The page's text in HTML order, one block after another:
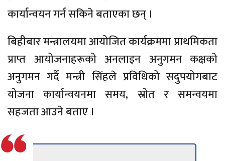
कार्यान्वयन गर्न सकिने बताएका छन् ।
बिहीबार मन्त्रालयमा आयोजित कार्यक्रममा प्राथमिकता
प्राप्त आयोजनाहरूको अनलाइन अनुगमन कक्षको
अनुगमन गर्दै मन्त्री सिंहले प्रविधिको सदुपयोगबाट
योजना कार्यान्वयनमा समय, स्रोत र समन्वयमा
सहजता आउने बताए ।